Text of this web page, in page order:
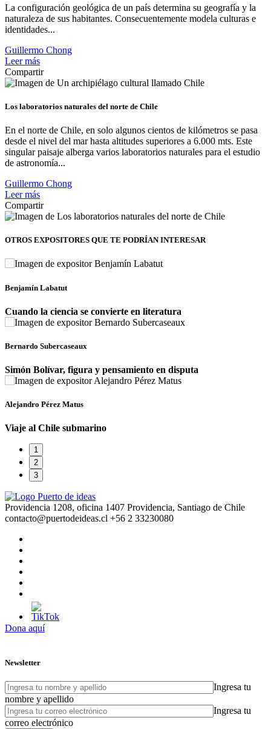
La configuración geológica de un país determina su geografía y la
naturaleza de sus habitantes. Consecuentemente modela culturas e
identidades...
Guillermo Chong
Leer más
Compartir
Los laboratorios naturales del norte de Chile
En el norte de Chile, en solo algunos cientos de kilómetros se pasa
desde el nivel del mar hasta altitudes superiores a 6.000 mts. Este
singular paisaje alberga varios laboratorios naturales para el estudio
de astronomía...
Guillermo Chong
Leer más
Compartir
OTROS EXPOSITORES QUE TE PODRÍAN INTERESAR
Benjamín Labatut
Cuando la ciencia se convierte en literatura
Bernardo Subercaseaux
Simón Bolívar, figura y pensamiento en disputa
Alejandro Pérez Matus
Viaje al Chile submarino
1
2
3
Providencia 1208, oficina 1407 Providencia, Santiago de Chile
contacto@puertodeideas.cl +56 2 33230080
Dona aquí
Newsletter
Ingresa tu
nombre y apellido
Ingresa tu
correo electrónico